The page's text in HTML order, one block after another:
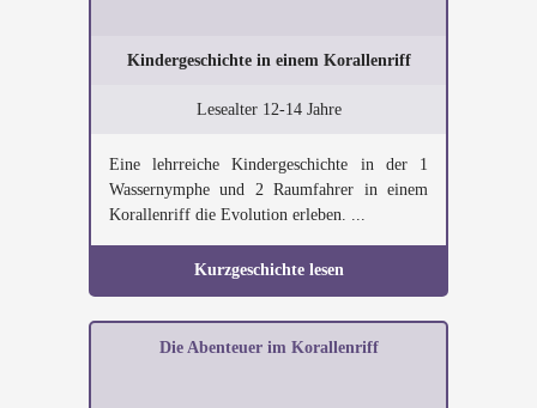
Kindergeschichte in einem Korallenriff
Lesealter 12-14 Jahre
Eine lehrreiche Kindergeschichte in der 1
Wassernymphe und 2 Raumfahrer in einem
Korallenriff die Evolution erleben. ...
Kurzgeschichte lesen
Die Abenteuer im Korallenriff